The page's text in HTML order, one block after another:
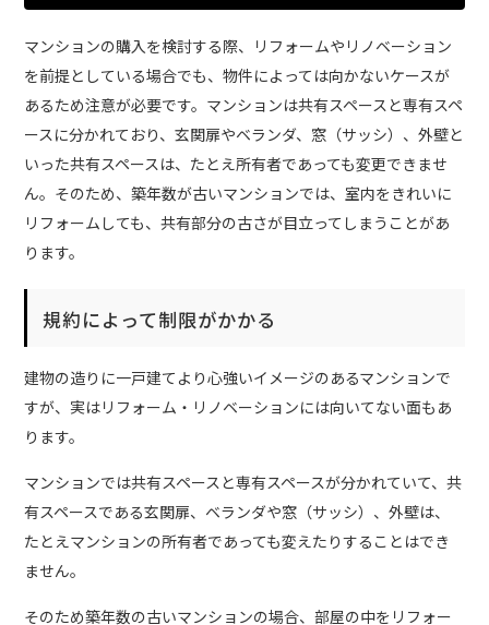
マンションの購入を検討する際、リフォームやリノベーション
を前提としている場合でも、物件によっては向かないケースが
あるため注意が必要です。マンションは共有スペースと専有スペ
ースに分かれており、玄関扉やベランダ、窓（サッシ）、外壁と
いった共有スペースは、たとえ所有者であっても変更できませ
ん。そのため、築年数が古いマンションでは、室内をきれいに
リフォームしても、共有部分の古さが目立ってしまうことがあ
ります。
規約によって制限がかかる
建物の造りに一戸建てより心強いイメージのあるマンションで
すが、実はリフォーム・リノベーションには向いてない面もあ
ります。
マンションでは共有スペースと専有スペースが分かれていて、共
有スペースである玄関扉、ベランダや窓（サッシ）、外壁は、
たとえマンションの所有者であっても変えたりすることはでき
ません。
そのため築年数の古いマンションの場合、部屋の中をリフォー